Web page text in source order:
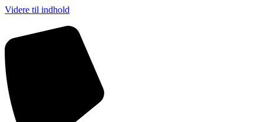
Videre til indhold